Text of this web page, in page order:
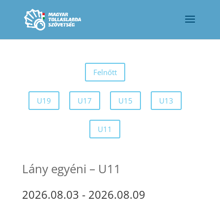
Felnőtt
U19 U17 U15 U13
U11
Lány egyéni – U11
2026.08.03 - 2026.08.09